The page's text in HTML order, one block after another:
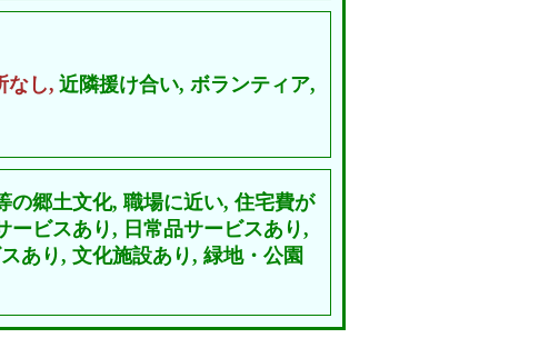
なし, 近隣援け合い, ボランティア,
の郷土文化, 職場に近い,住宅費が
ービスあり, 日常品サービスあり,
あり, 文化施設あり, 緑地・公園